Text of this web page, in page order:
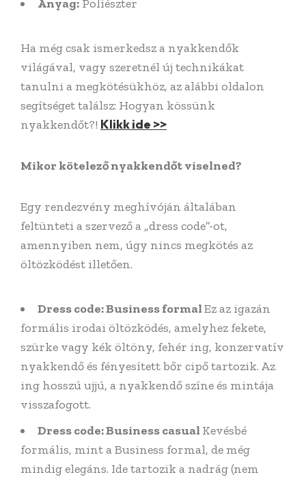
Anyag: Poliészter
Ha még csak ismerkedsz a nyakkendők
világával, vagy szeretnél új technikákat
tanulni a megkötésükhöz, az alábbi oldalon
segítséget találsz: Hogyan kössünk
nyakkendőt?! Klikk ide >>
Mikor kötelező nyakkendőt viselned?
Egy rendezvény meghívóján általában
feltünteti a szervező a „dress code”-ot,
amennyiben nem, úgy nincs megkötés az
öltözködést illetően.
Dress code: Business formalEz az igazán
formális irodai öltözködés, amelyhez fekete,
szürke vagy kék öltöny, fehér ing, konzervatív
nyakkendő és fényesített bőr cipő tartozik. Az
ing hosszú ujjú, a nyakkendő színe és mintája
visszafogott.
Dress code: Business casual Kevésbé
formális, mint a Business formal, de még
mindig elegáns. Ide tartozik a nadrág (nem